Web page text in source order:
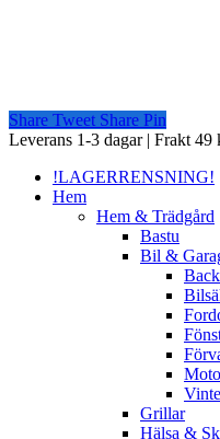
Share Tweet Share Pin
Close
Leverans 1-3 dagar | Frakt 49
!LAGERRENSNING!
Hem
Hem & Trädgård
Bastu
Bil &
Grillar
Hälsa &